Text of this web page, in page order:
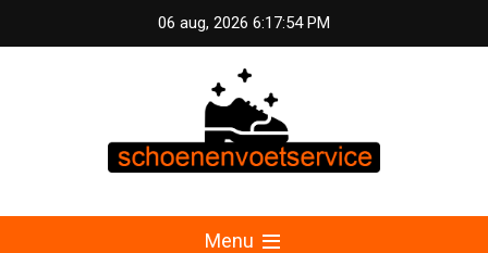
to
06 aug, 2026 6:17:55 PM
Schoenen &
Professionele pedicure, schoenmassage en
Menu